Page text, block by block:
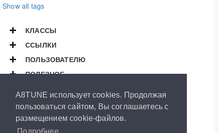
A8TUNE использует cookies. Продолжая
пользоваться сайтом, Вы соглашаетесь с
размещением cookie-файлов.
Show all tags
КЛАССЫ
ССЫЛКИ
ПОЛЬЗОВАТЕЛЮ
ПОЛЕЗНОЕ
Copyright © 2026A8TUNE
All Rights Reserved.
Powered byArthurVeselov
Special thanks to
Dasle